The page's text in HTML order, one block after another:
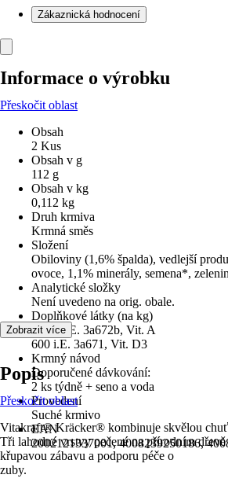
Zákaznická hodnocení
Informace o výrobku
Přeskočit oblast
Obsah
2 Kus
Obsah v g
112 g
Obsah v kg
0,112 kg
Druh krmiva
Krmná směs
Složení
Obiloviny (1,6% špalda), vedlejší
ovoce, 1,1% minerály, semena*,
Analytické složky
Není uvedeno na orig. obale.
Doplňkové látky (na kg)
6.000 i.E. 3a672b, Vit. A
600 i.E. 3a671, Vit. D3
Krmný návod
Doporučené dávkování:
2 ks týdně + seno a voda
Provedení
Suché krmivo
EAN
2002121337001, 4008239250186,
Zobrazit více
Popis
Přeskočit oblast
Vitakraft® Kräcker® kombinuje skvělou
Tři lahodné vrstvy pečené na přírodním
křupavou zábavu a podporu péče o
zuby.